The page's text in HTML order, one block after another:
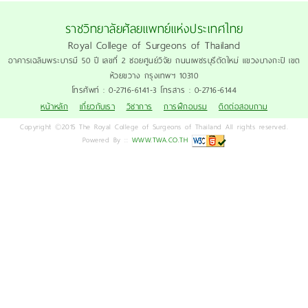
ราชวิทยาลัยศัลยแพทย์แห่งประเทศไทย
Royal College of Surgeons of Thailand
อาคารเฉลิมพระบารมี 50 ปี เลขที่ 2 ซอยศูนย์วิจัย ถนนเพชรบุรีตัดใหม่ แขวงบางกะปิ เขต
ห้วยขวาง กรุงเทพฯ 10310
โทรศัพท์ : 0-2716-6141-3 โทรสาร : 0-2716-6144
หน้าหลัก
เกี่ยวกับเรา วิชาการ การฝึกอบรม ติดต่อสอบถาม
Copyright ©2015 The Royal College of Surgeons of Thailand All rights reserved.
Powered By :: WWW.TWA.CO.TH